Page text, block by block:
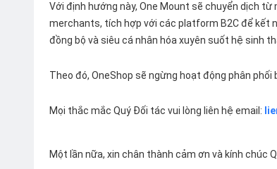
Với định hướng này, One Mount sẽ chuyển dịch
merchants, tích hợp với các platform B2C để kết
đồng bộ và siêu cá nhân hóa xuyên suốt hệ sinh
Theo đó, OneShop sẽ ngừng hoạt động phân
Mọi thắc mắc Quý Đối tác vui lòng liên hệ email:
Một lần nữa, xin chân thành cảm ơn và kính chúc